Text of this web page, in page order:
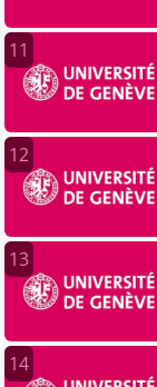
11
12
13
14